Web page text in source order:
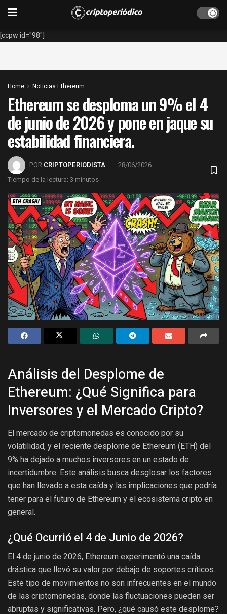
[ccpw id="98"]
Home Noticias Ethereum
Ethereum se desploma un 9% el 4
de junio de 2026 y pone en jaque su
estabilidad financiera.
POR CRIPTOPERIODISTA
28/06/2026
Tiempo de la lectura: 3 minutos
Análisis del Desplome de
Ethereum: ¿Qué Significa para
Inversores y el Mercado Cripto?
El mercado de criptomonedas es conocido por su
volatilidad, y el reciente desplome de Ethereum (ETH) del
9% ha dejado a muchos inversores en un estado de
incertidumbre. Este análisis busca desglosar los factores
que han llevado a esta caída y las implicaciones que podría
tener para el futuro de Ethereum y el ecosistema cripto en
general.
¿Qué Ocurrió el 4 de Junio de 2026?
El 4 de junio de 2026, Ethereum experimentó una caída
drástica que llevó su valor por debajo de soportes críticos.
Este tipo de movimientos no son infrecuentes en el mundo
de las criptomonedas, donde las fluctuaciones pueden ser
abruptas y significativas. Pero, ¿qué causó este desplome?